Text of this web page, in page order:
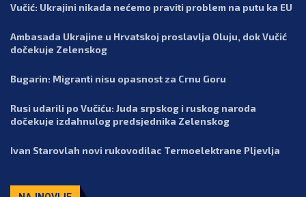
Vučić: Ukrajini nikada nećemo praviti problem na putu ka EU
Ambasada Ukrajine u Hrvatskoj proslavlja Oluju, dok Vučić
dočekuje Zelenskog
Bugarin: Migranti nisu opasnost za Crnu Goru
Rusi udarili po Vučiću: Juda srpskog i ruskog naroda
dočekuje izdahnulog predsjednika Zelenskog
Ivan Starovlah novi rukovodilac Termoelektrane Pljevlja